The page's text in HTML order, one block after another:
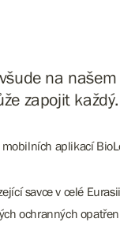
na
zapojit každý.
aplikací
savce v celé
ochranných